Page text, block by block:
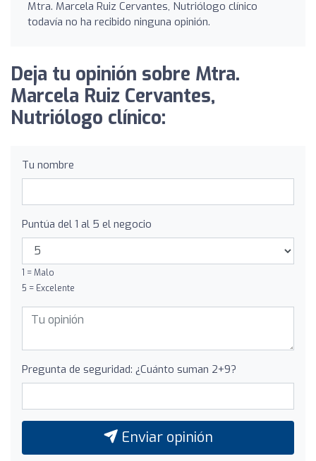
Mtra. Marcela Ruiz Cervantes, Nutriólogo clínico
todavía no ha recibido ninguna opinión.
Deja tu opinión sobre Mtra.
Marcela Ruiz Cervantes,
Nutriólogo clínico:
Tu nombre
Puntúa del 1 al 5 el negocio
1 = Malo
5 = Excelente
Pregunta de seguridad: ¿Cuánto suman 2+9?
Enviar opinión